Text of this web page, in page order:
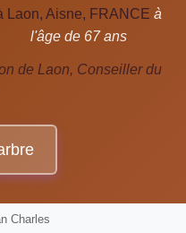
Laon, Aisne, FRANCE à
l'âge de 67 ans
de Laon, Conseiller du
Charles